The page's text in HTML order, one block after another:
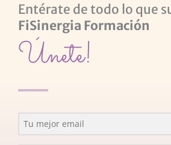
Entérate de todo lo que
FiSinergia Formación
Únete!